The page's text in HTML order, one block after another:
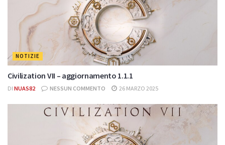
NOTIZIE
Civilization VII – aggiornamento 1.1.1
DI NUAS82 NESSUN COMMENTO 26 MARZO 2025